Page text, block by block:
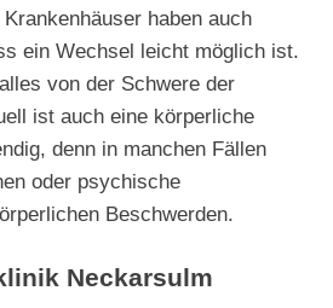
haben auch
ein Wechsel leicht möglich ist.
von der Schwere der
ist auch eine körperliche
denn in manchen Fällen
oder psychische
Beschwerden.
Neckarsulm